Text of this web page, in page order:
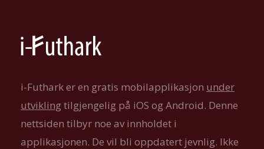
i-Futhark er en gratis mobilapplikasjon under
utviklingtilgjengelig på iOS og Android. Denne
nettsiden tilbyr noe av innholdet i
applikasjonen. De vil bli oppdatert jevnlig. Ikke